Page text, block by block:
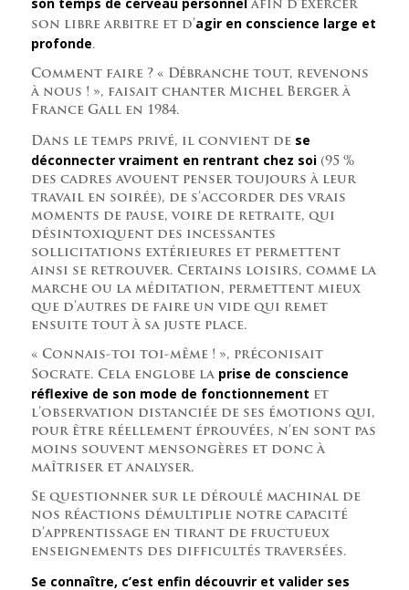
son temps de cerveau personnelafin d’exercer
son libre arbitre et d’agir en conscience large et
profonde.
Comment faire ? « Débranche tout, revenons
à nous ! », faisait chanter Michel Berger à
France Gall en 1984.
Dans le temps privé, il convient de se
déconnecter vraiment en rentrant chez soi(95 %
des cadres avouent penser toujours à leur
travail en soirée), de s’accorder des vrais
moments de pause, voire de retraite, qui
désintoxiquent des incessantes
sollicitations extérieures et permettent
ainsi se retrouver. Certains loisirs, comme la
marche ou la méditation, permettent mieux
que d’autres de faire un vide qui remet
ensuite tout à sa juste place.
« Connais-toi toi-même ! », préconisait
Socrate. Cela englobe la prise de conscience
réflexive de son mode de fonctionnement et
l’observation distanciée de ses émotions qui,
pour être réellement éprouvées, n’en sont pas
moins souvent mensongères et donc à
maîtriser et analyser.
Se questionner sur le déroulé machinal de
nos réactions démultiplie notre capacité
d’apprentissage en tirant de fructueux
enseignements des difficultés traversées.
Se connaître, c’est enfin découvrir et valider ses